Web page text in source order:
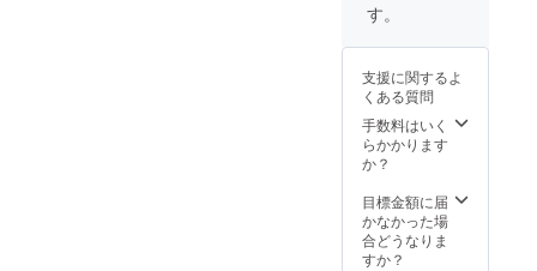
び添加
食品表
示はお
届け商
品のラ
れま
す。 商
品開封
す。
支援に関するよ
くある質問
手数料はいく
らかかります
か？
目標金額に届
かなかった場
合どうなりま
すか？